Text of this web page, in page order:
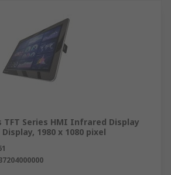
Series HMI Infrared Display
1980 x 1080 pixel